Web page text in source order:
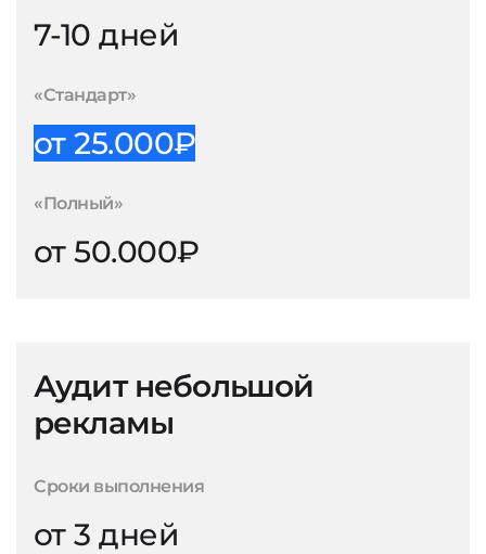
7-10 дней
«Стандарт»
от 25.000₽
«Полный»
от 50.000₽
Аудит небольшой
рекламы
Сроки выполнения
от 3 дней